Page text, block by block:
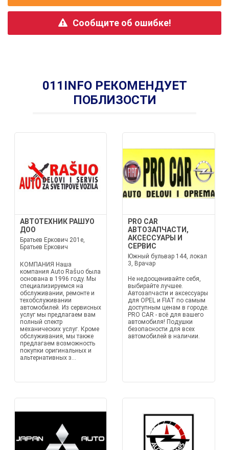
Сообщите об ошибке!
011INFO РЕКОМЕНДУЕТ
ПОБЛИЗОСТИ
АВТОТЕХНИК РАШУО
ДОО
Братьев Еркович 201е,
Братьев Еркович
КОМПАНИЯ Наша
компания Auto Rašuo была
основана в 1996 году. Мы
специализируемся на
обслуживании, ремонте и
техобслуживании
автомобилей. Из сервисных
услуг мы предлагаем вам
полный спектр
механических услуг. Кроме
обслуживания, мы также
предлагаем возможность
покупки оригинальных и
альтернативных з...
PRO CAR
АВТОЗАПЧАСТИ,
АКСЕССУАРЫ И
СЕРВИС
Южный бульвар 144, локал
3, Врачар
Не недооценивайте себя,
выбирайте лучшее.
Автозапчасти и аксессуары
для OPEL и FIAT по самым
доступным ценам в городе.
PRO CAR - всё для вашего
автомобиля! Подушки
безопасности для всех
автомобилей в наличии.